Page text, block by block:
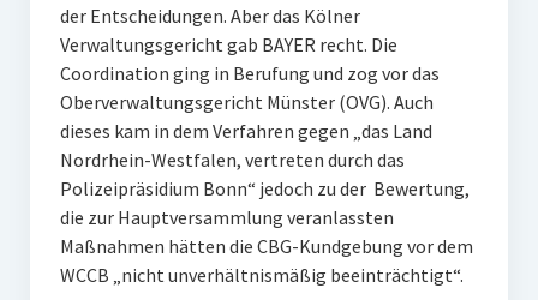
der Entscheidungen. Aber das Kölner
Verwaltungsgericht gab BAYER recht. Die
Coordination ging in Berufung und zog vor das
Oberverwaltungsgericht Münster (OVG). Auch
dieses kam in dem Verfahren gegen „das Land
Nordrhein-Westfalen, vertreten durch das
Polizeipräsidium Bonn“ jedoch zu der Bewertung,
die zur Hauptversammlung veranlassten
Maßnahmen hätten die CBG-Kundgebung vor dem
WCCB „nicht unverhältnismäßig beeinträchtigt“.